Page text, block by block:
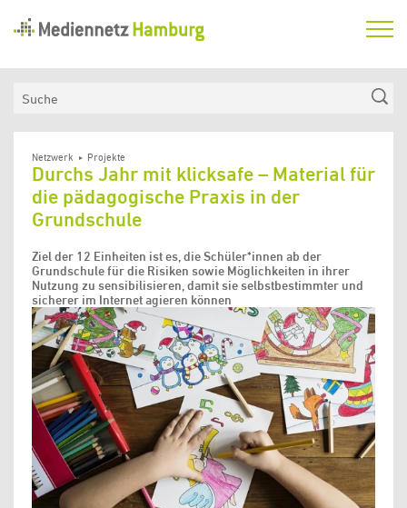
Hamburg
Aktuelles
Medienkompetenzfonds
Verein
Netzwerk Projekte
Durchs Jahr mit klicksafe – Material für
die pädagogische Praxis in der
Grundschule
Ziel der 12 Einheiten ist es, die Schüler*innen ab der
Grundschule für die Risiken sowie Möglichkeiten in ihrer
Nutzung zu sensibilisieren, damit sie selbstbestimmter und
sicherer im Internet agieren können